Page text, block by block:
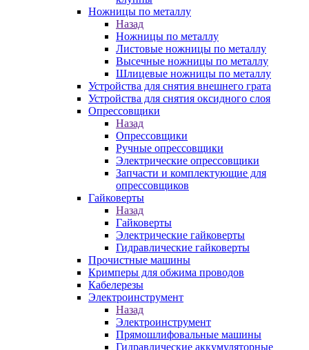
Ножницы по металлу
Назад
Ножницы по металлу
Листовые ножницы по металлу
Высечные ножницы по металлу
Шлицевые ножницы по металлу
Устройства для снятия внешнего грата
Устройства для снятия оксидного слоя
Опрессовщики
Назад
Опрессовщики
Ручные опрессовщики
Электрические опрессовщики
Запчасти и комплектующие для
опрессовщиков
Гайковерты
Назад
Гайковерты
Электрические гайковерты
Гидравлические гайковерты
Прочистные машины
Кримперы для обжима проводов
Кабелерезы
Электроинструмент
Назад
Электроинструмент
Прямошлифовальные машины
Гидравлические аккумуляторные